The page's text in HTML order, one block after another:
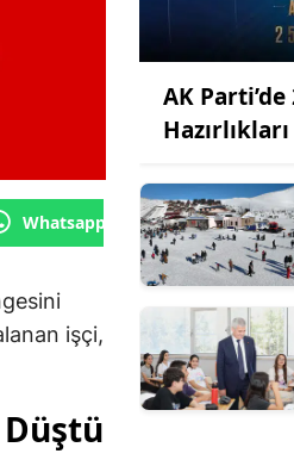
Whatsapp'tan Gönder
işçi,
AK Parti’de